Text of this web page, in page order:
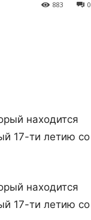
0
883
находится
17-ти летию со
находится
17-ти летию со